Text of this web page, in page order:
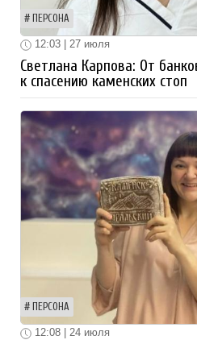
ПЕРСОНА
12:03 | 27 июля
Светлана Карпова: От
к спасению каменских стоп
ПЕРСОНА
12:08 | 24 июля